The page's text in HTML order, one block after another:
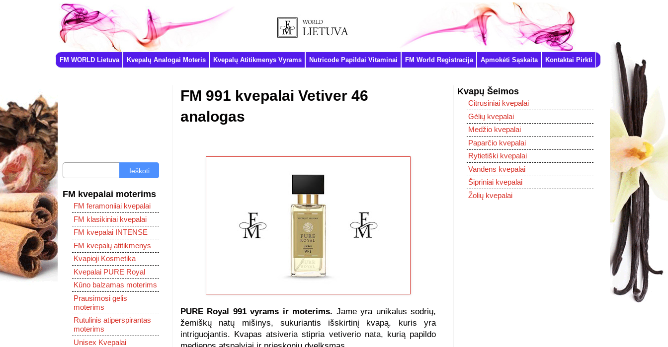
FM WORLD Lietuva Kvepalų Analogai Moteris Kvepalų Atitikmenys Vyrams Nutricode Papildai Vitaminai FM World Registracija Apmokėti Sąskaita Kontaktai Pirkti
FM 991 kvepalai Vetiver 46
analogas
PURE Royal 991 vyrams ir moterims. Jame yra unikalus sodrių,
žemiškų natų mišinys, sukuriantis išskirtinį kvapą, kuris yra
intriguojantis. Kvapas atsiveria stipria vetiverio nata, kurią papildo
Ieškoti
FM kvepalai moterims
FM feramoniiai kvepalai
FM klasikiniai kvepalai
FM kvepalai INTENSE
FM kvepalų atitikmenys
Kvapioji Kosmetika
Kvepalai PURE Royal
Kūno balzamas moterims
Prausimosi gelis
moterims
Rutulinis atiperspirantas
moterims
Unisex Kvepalai
Kvapų Šeimos
Citrusiniai kvepalai
Gėlių kvepalai
Medžio kvepalai
Paparčio kvepalai
Rytietiški kvepalai
Vandens kvepalai
Šipriniai kvepalai
Žolių kvepalai